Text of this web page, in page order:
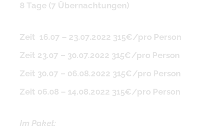
8 Tage (7 Übernachtungen)
Zeit 16.07 – 23.07.2022 315€/pro Person
Zeit 23.07 – 30.07.2022 315€/pro Person
Zeit 30.07 – 06.08.2022 315€/pro Person
Zeit 06.08 – 14.08.2022 315€/pro Person
Im Paket: